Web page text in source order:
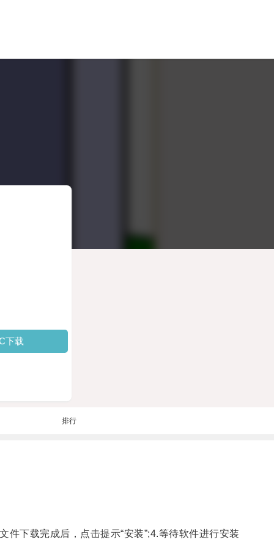
下载
排行
下载完成后，点击提示“安装”;4.等待软件进行安装